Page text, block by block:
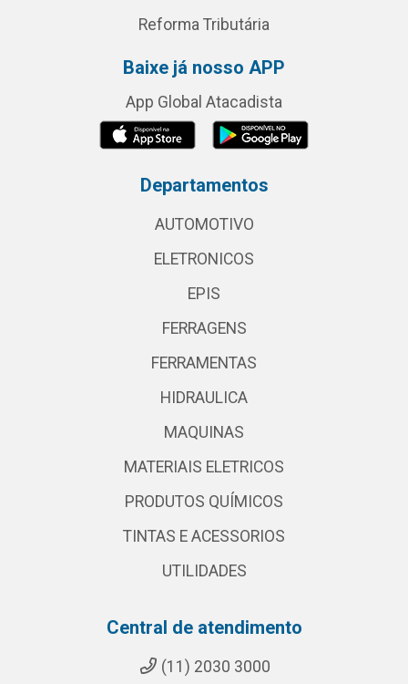
Reforma Tributária
Baixe já nosso APP
App Global Atacadista
Departamentos
AUTOMOTIVO
ELETRONICOS
EPIS
FERRAGENS
FERRAMENTAS
HIDRAULICA
MAQUINAS
MATERIAIS ELETRICOS
PRODUTOS QUÍMICOS
TINTAS E ACESSORIOS
UTILIDADES
Central de atendimento
(11) 2030 3000